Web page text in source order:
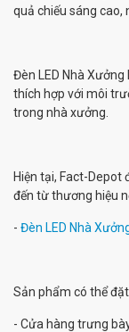
quả chiếu sáng cao,
Đèn LED Nhà
thích hợp với môi
trong nhà xưởng.
Hiện tại, Fact-Depot
đến từ thương hiệu
- Đèn LED Nhà
Sản phẩm có thể
- Cửa hàng trưng